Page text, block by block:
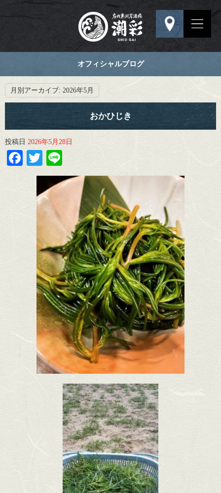
オフィシャルブログ
月別アーカイブ: 2026年5月
おかひじき
投稿日 2026年5月28日
Facebook
Twitter